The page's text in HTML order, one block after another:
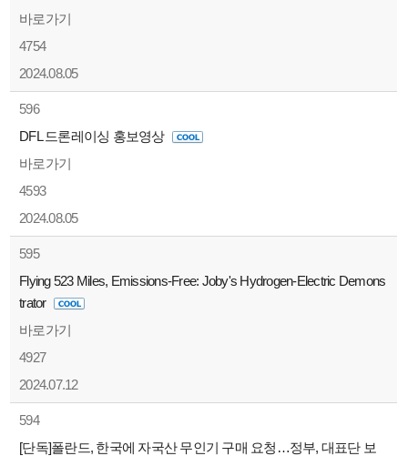
바로가기
4754
2024.08.05
596
DFL 드론레이싱 홍보영상
바로가기
4593
2024.08.05
595
Flying 523 Miles, Emissions-Free: Joby's Hydrogen-Electric Demons
trator
바로가기
4927
2024.07.12
594
[단독]폴란드, 한국에 자국산 무인기 구매 요청…정부, 대표단 보